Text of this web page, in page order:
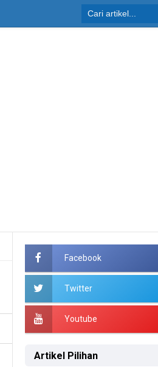
Facebook
Twitter
Youtube
Artikel Pilihan